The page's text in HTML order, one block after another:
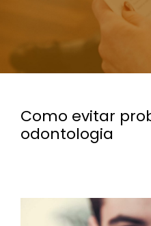
Como evitar
odontologia